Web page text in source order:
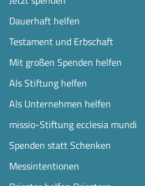
Dauerhaft helfen
Testament und Erbschaft
Mit großen Spenden helfen
Als Stiftung helfen
Als Unternehmen helfen
missio-Stiftung ecclesia mundi
Spenden statt Schenken
Messintentionen